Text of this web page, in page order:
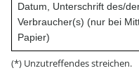
Datum, Unterschrift des/
Verbraucher(s) (nur bei
Papier)
(*) Unzutreffendes streichen.